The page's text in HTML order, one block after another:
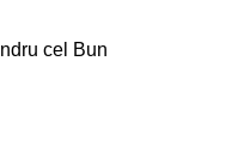
cont
la
cel Bun